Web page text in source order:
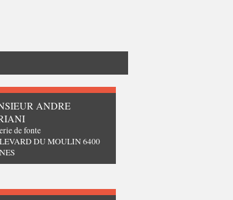
ANDRE
de fonte
DU MOULIN 6400